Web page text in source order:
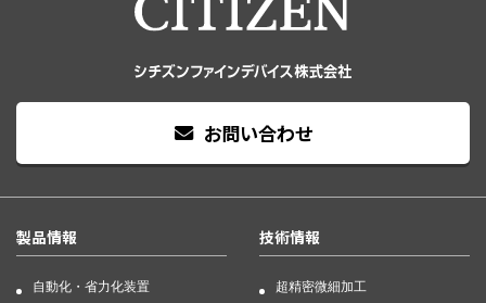
お問い合わせ
製品情報
自動化・省力化装置
技術情報
超精密微細加工